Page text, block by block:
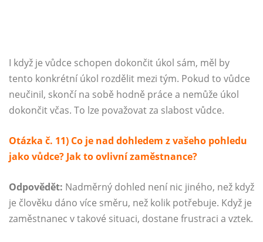
I když je vůdce schopen dokončit úkol sám, měl by
tento konkrétní úkol rozdělit mezi tým. Pokud to vůdce
neučinil, skončí na sobě hodně práce a nemůže úkol
dokončit včas. To lze považovat za slabost vůdce.
Otázka č. 11) Co je nad dohledem z vašeho pohledu
jako vůdce? Jak to ovlivní zaměstnance?
Odpovědět: Nadměrný dohled není nic jiného, ​​než když
je člověku dáno více směru, než kolik potřebuje. Když je
zaměstnanec v takové situaci, dostane frustraci a vztek.